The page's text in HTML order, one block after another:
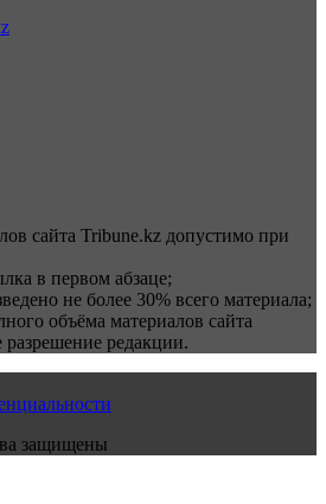
сайта Tribune.kz допустимо при
в первом абзаце;
не более 30% всего материала;
объёма материалов сайта
редакции.
защищены